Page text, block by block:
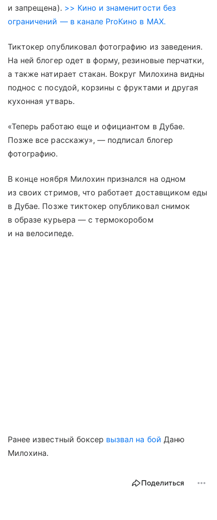
и запрещена). >> Кино и знаменитости без
ограничений — в канале ProКино в MAX.
Тиктокер опубликовал фотографию из заведения.
На ней блогер одет в форму, резиновые перчатки,
а также натирает стакан. Вокруг Милохина видны
поднос с посудой, корзины с фруктами и другая
кухонная утварь.
«Теперь работаю еще и официантом в Дубае.
Позже все расскажу», — подписал блогер
фотографию.
В конце ноября Милохин признался на одном
из своих стримов, что работает доставщиком еды
в Дубае. Позже тиктокер опубликовал снимок
в образе курьера — с термокоробом
и на велосипеде.
Ранее известный боксер вызвал на бой Даню
Милохина.
Поделиться